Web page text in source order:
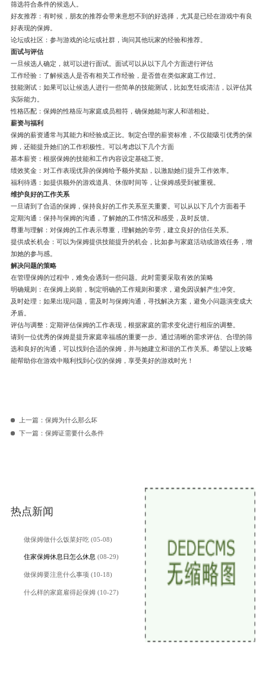
筛选符合条件的候选人。
好友推荐：有时候，朋友的推荐会带来意想不到的好选择，尤其是已经在游戏中有良
好表现的保姆。
论坛或社区：参与游戏的论坛或社群，询问其他玩家的经验和推荐。
面试与评估
一旦候选人确定，就可以进行面试。面试可以从以下几个方面进行评估
工作经验：了解候选人是否有相关工作经验，是否曾在类似家庭工作过。
技能测试：如果可以让候选人进行一些简单的技能测试，比如烹饪或清洁，以评估其
实际能力。
性格匹配：保姆的性格应与家庭成员相符，确保她能与家人和谐相处。
薪资与福利
保姆的薪资通常与其能力和经验成正比。制定合理的薪资标准，不仅能吸引优秀的保
姆，还能提升她们的工作积极性。可以考虑以下几个方面
基本薪资：根据保姆的技能和工作内容设定基础工资。
绩效奖金：对工作表现优异的保姆给予额外奖励，以激励她们提升工作效率。
福利待遇：如提供额外的游戏道具、休假时间等，让保姆感受到被重视。
维护良好的工作关系
一旦请到了合适的保姆，保持良好的工作关系至关重要。可以从以下几个方面着手
定期沟通：保持与保姆的沟通，了解她的工作情况和感受，及时反馈。
尊重与理解：对保姆的工作表示尊重，理解她的辛劳，建立良好的信任关系。
提供成长机会：可以为保姆提供技能提升的机会，比如参与家庭活动或游戏任务，增
加她的参与感。
解决问题的策略
在管理保姆的过程中，难免会遇到一些问题。此时需要采取有效的策略
明确规则：在保姆上岗前，制定明确的工作规则和要求，避免因误解产生冲突。
及时处理：如果出现问题，需及时与保姆沟通，寻找解决方案，避免小问题演变成大
矛盾。
评估与调整：定期评估保姆的工作表现，根据家庭的需求变化进行相应的调整。
请到一位优秀的保姆是提升家庭幸福感的重要一步。通过清晰的需求评估、合理的筛
选和良好的沟通，可以找到合适的保姆，并与她建立和谐的工作关系。希望以上攻略
能帮助你在游戏中顺利找到心仪的保姆，享受美好的游戏时光！
上一篇：保姆为什么那么坏
下一篇：保姆证需要什么条件
热点新闻
做保姆做什么饭菜好吃 (05-08)
住家保姆休息日怎么休息 (08-29)
做保姆要注意什么事项 (10-18)
什么样的家庭雇得起保姆 (10-27)